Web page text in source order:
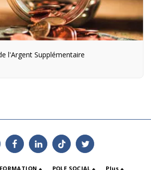
l'Argent Supplémentaire
POLE SOCIAL Plus